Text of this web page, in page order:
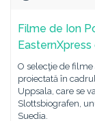
Filme de Ion
O selecţie de filme
proiectată în
Uppsala, care se
Slottsbiografen,
Suedia.